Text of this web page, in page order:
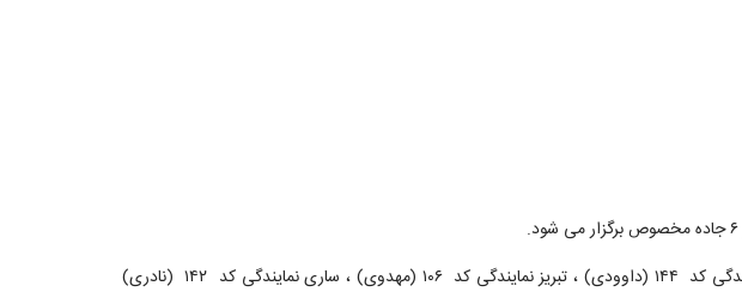
همچنین گفتنی است نمایندگی‌های رسمی پرشیا خودرو در شهرهای : شیراز نمایندگی کد ۱۰۷ (کرباسی) ، مشهد نمایندگی کد ۱۴۴ (داوودی) ، تبریز نمایندگی کد ۱۰۶ (مهدوی) ، ساری نمایندگی کد ۱۴۲ (نادری)